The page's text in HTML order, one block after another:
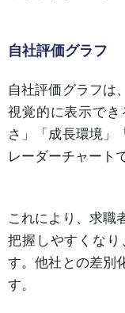
自社評価グラフ
自社評価グラフは
視覚的に表示で
さ」「成長環境」
レーダーチャート
これにより、求職
把握しやすくなり
す。他社との差別
す。